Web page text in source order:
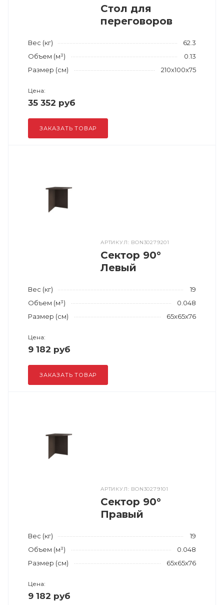
Стол для
переговоров
Вес (кг)
62.3
Объем (м³)
0.13
Размер (см)
210x100x75
Цена:
35 352 руб
ЗАКАЗАТЬ ТОВАР
АРТИКУЛ: BON30279201
Сектор 90°
Левый
Вес (кг)
19
Объем (м³)
0.048
Размер (см)
65x65x76
Цена:
9 182 руб
ЗАКАЗАТЬ ТОВАР
АРТИКУЛ: BON30279101
Сектор 90°
Правый
Вес (кг)
19
Объем (м³)
0.048
Размер (см)
65x65x76
Цена:
9 182 руб